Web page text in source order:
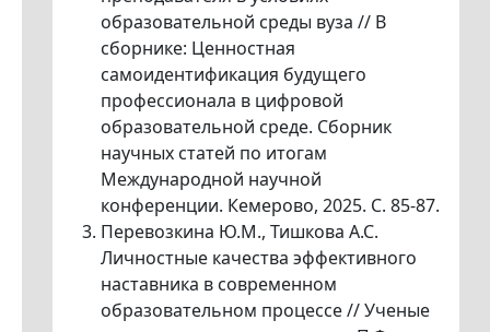
образовательной среды вуза // В
сборнике: Ценностная
самоидентификация будущего
профессионала в цифровой
образовательной среде. Сборник
научных статей по итогам
Международной научной
конференции. Кемерово, 2025. С. 85-87.
Перевозкина Ю.М., Тишкова А.С.
Личностные качества эффективного
наставника в современном
образовательном процессе // Ученые